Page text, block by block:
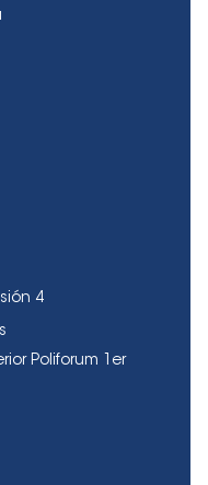
4
Poliforum 1er